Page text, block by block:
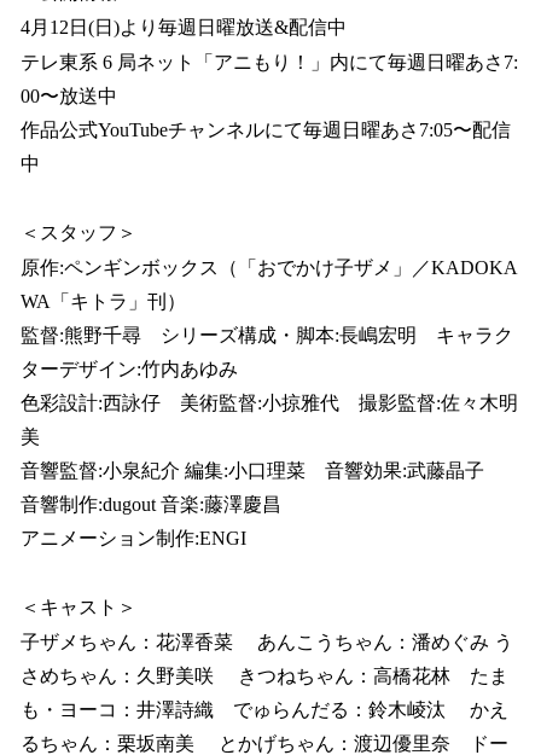
4月12日(日)より毎週日曜放送&配信中
テレ東系 6 局ネット「アニもり！」内にて毎週日曜あさ7:
00〜放送中
作品公式YouTubeチャンネルにて毎週日曜あさ7:05〜配信
中
＜スタッフ＞
原作:ペンギンボックス（「おでかけ子ザメ」／KADOKA
WA「キトラ」刊）
監督:熊野千尋 シリーズ構成・脚本:長嶋宏明 キャラク
ターデザイン:竹内あゆみ
色彩設計:西詠仔 美術監督:小掠雅代 撮影監督:佐々木明
美
音響監督:小泉紀介 編集:小口理菜 音響効果:武藤晶子
音響制作:dugout 音楽:藤澤慶昌
アニメーション制作:ENGI
＜キャスト＞
子ザメちゃん：花澤香菜 あんこうちゃん：潘めぐみ う
さめちゃん：久野美咲 きつねちゃん：高橋花林 たま
も・ヨーコ：井澤詩織 でゅらんだる：鈴木崚汰 かえ
るちゃん：栗坂南美 とかげちゃん：渡辺優里奈 ドー